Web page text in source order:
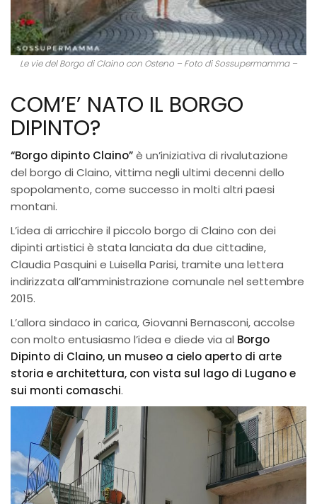
Le vie del Borgo di Claino con Osteno – Foto di Sossupermamma –
COM’E’ NATO IL BORGO
DIPINTO?
“Borgo dipinto Claino”è un’iniziativa di rivalutazione
del borgo di Claino, vittima negli ultimi decenni dello
spopolamento, come successo in molti altri paesi
montani.
L’idea di arricchire il piccolo borgo di Claino con dei
dipinti artistici è stata lanciata da due cittadine,
Claudia Pasquini e Luisella Parisi, tramite una lettera
indirizzata all’amministrazione comunale nel settembre
2015.
L’allora sindaco in carica, Giovanni Bernasconi, accolse
con molto entusiasmo l’idea e diede via al Borgo
Dipinto di Claino, un museo a cielo aperto di arte
storia e architettura, con vista sul lago di Lugano e
sui monti comaschi.